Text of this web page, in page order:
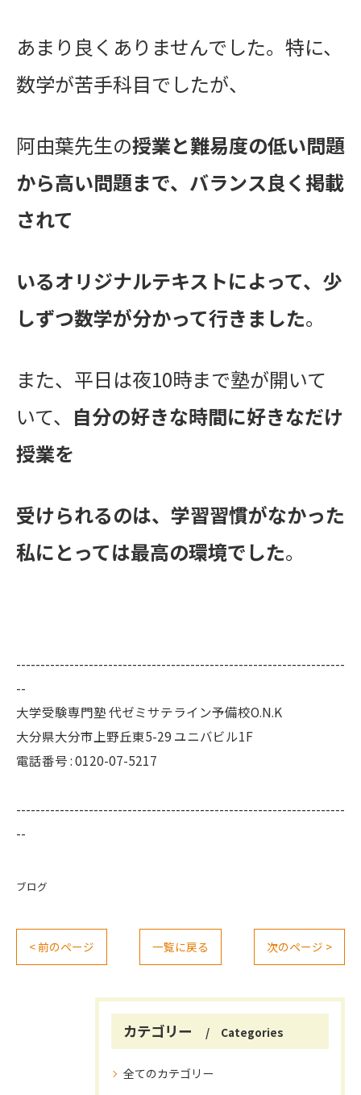
あまり良くありませんでした。 特に、
数学が苦手科目でしたが、
阿由葉先生の授業と難易度の低い問題
から高い問題まで、 バランス良く掲載
されて
いるオリジナルテキストによって、少
しずつ数学が分かって行きました。
また、平日は夜10時まで塾が開いて
いて、 自分の好きな時間に好きなだけ
授業を
受けられるのは、学習習慣がなかった
私にとっては最高の環境でした。
--------------------------------------------------------------------
--
大学受験専門塾 代ゼミサテライン予備校O.N.K
大分県大分市上野丘東5-29 ユニバビル1F
電話番号 : 0120-07-5217
--------------------------------------------------------------------
--
ブログ
< 前のページ 一覧に戻る 次のページ >
カテゴリー Categories
全てのカテゴリー